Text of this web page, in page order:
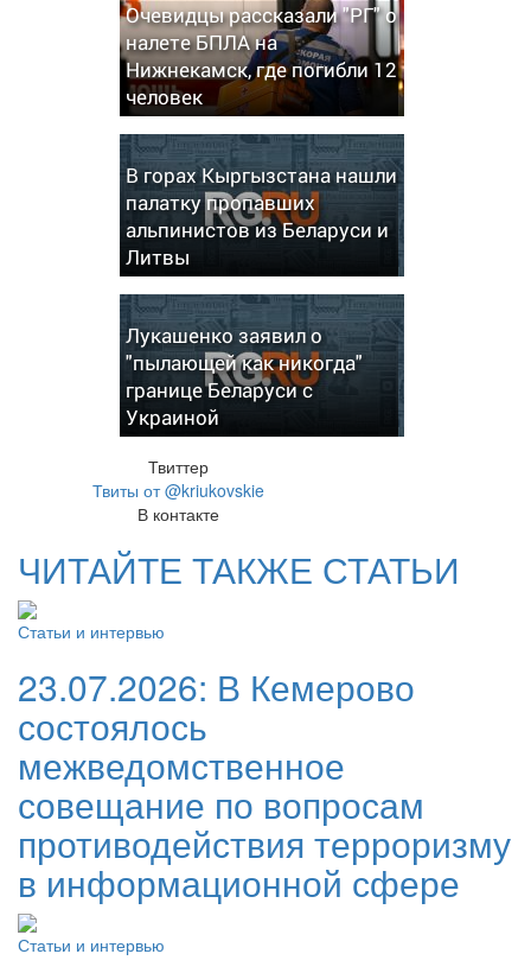
Очевидцы рассказали "РГ" о
налете БПЛА на
Нижнекамск, где погибли 12
человек
В горах Кыргызстана нашли
палатку пропавших
альпинистов из Беларуси и
Литвы
Лукашенко заявил о
"пылающей как никогда"
границе Беларуси с
Украиной
Твиттер
Твиты от @kriukovskie
В контакте
ЧИТАЙТЕ ТАКЖЕ СТАТЬИ
Статьи и интервью
23.07.2026: В Кемерово
состоялось
межведомственное
совещание по вопросам
противодействия терроризму
в информационной сфере
Статьи и интервью